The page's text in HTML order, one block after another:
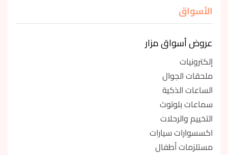
الأسواق
عروض أسواق مزار
إلكترونيات
ملحقات الجوال
الساعات الذكية
سماعات بلوتوث
التخييم والرحلات
اكسسوارات سيارات
مستلزمات أطفال